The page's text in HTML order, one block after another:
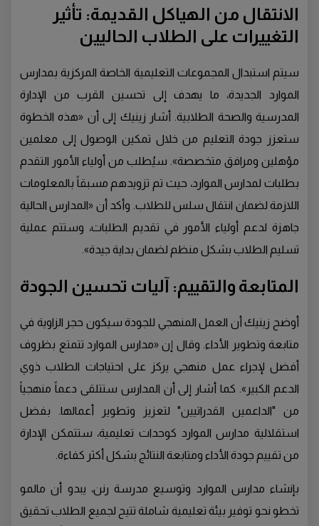
الانتقال من الهياكل القديمة: تأثير
التغييرات على الطلاب الحاليين
سيتم استبدال المجموعات التعليمية الخاصة المركزية بمدارس
الموارد الجديدة، ما يهدف إلى تحسين القرب من الإدارة
المدرسية والصحة الطلابية. أشار زينيك إلى أن «هذه الخطوة
ستعزز جودة التعليم من خلال تمكين الوصول إلى معلمين
مؤهلين ومرافق متخصصة». سيُطلب من أولياء الأمور التقدم
بطلبات لمدارس الموارد، حيث تم تزويدهم مسبقاً بالمعلومات
اللازمة لضمان انتقال سلس للطلاب. وأكد أن «المدارس الحالية
جاهزة لدعم أولياء الأمور في تقديم الطلبات، وستتم عملية
تسليم الطلاب بشكل منظم لضمان بداية جيدة».
المتابعة والتقييم: آليات تحسين الجودة
أوضح زينيك أن العمل المنهجي للجودة سيكون حجر الزاوية في
متابعة وتطوير الأداء. وقال إن «مدارس الموارد تتمتع بظروف
أفضل لإجراء عمل منهجي يركز على احتياجات الطلاب ذوي
الدعم الكبير». كما أشار إلى أن المدارس ستتلقى دعماً منهجياً
من "الداعمين القدراتيين" لتعزيز وتطوير أعمالها. بفضل
استقلالية مدارس الموارد كوحدات تعليمية، ستتمكن الإدارة
من تقييم جودة الأداء ومتابعة النتائج بشكل أكثر كفاءة.
بإنشاء مدارس الموارد وتوسيع مدرسة رنن، يبدو أن مالمو
تخطو نحو توفير بيئة تعليمية شاملة تتيح لجميع الطلاب تحقيق